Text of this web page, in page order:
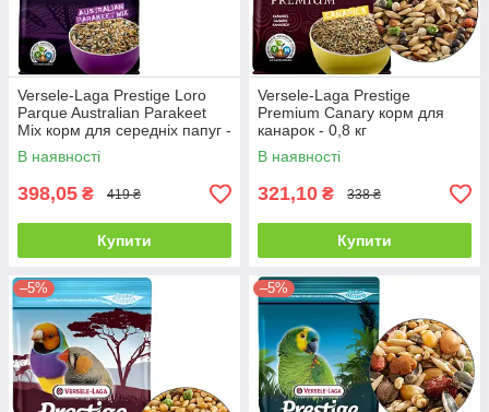
Versele-Laga Prestige Loro
Parque Australian Parakeet
Mix корм для середніх папуг -
1 кг
В наявності
398,05 ₴ 419 ₴
Купити
Versele-Laga Prestige
Premium Canary корм для
канарок - 0,8 кг
В наявності
321,10 ₴ 338 ₴
Купити
–5% –5%